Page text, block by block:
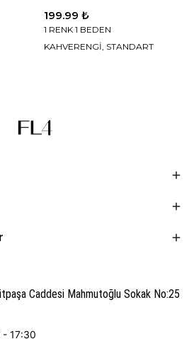
199.99 ₺
1 RENK 1 BEDEN
KAHVERENGİ, STANDART
Caddesi Mahmutoğlu Sokak No:25
17:30